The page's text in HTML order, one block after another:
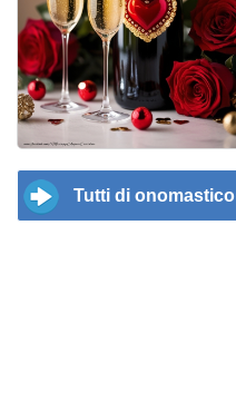
Tutti di onomastico